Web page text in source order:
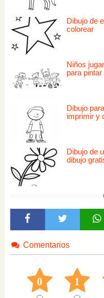
Dibujo de
colorear
Niños
para pintar
Dibujo
imprimir y
Dibujo de
dibujo
Comentarios
0 1